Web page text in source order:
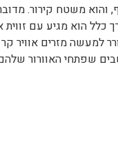
והוא משטח קירור.
הוא מגיע עם זווית
למעשה מזרים אוויר
שפתחי האוורור